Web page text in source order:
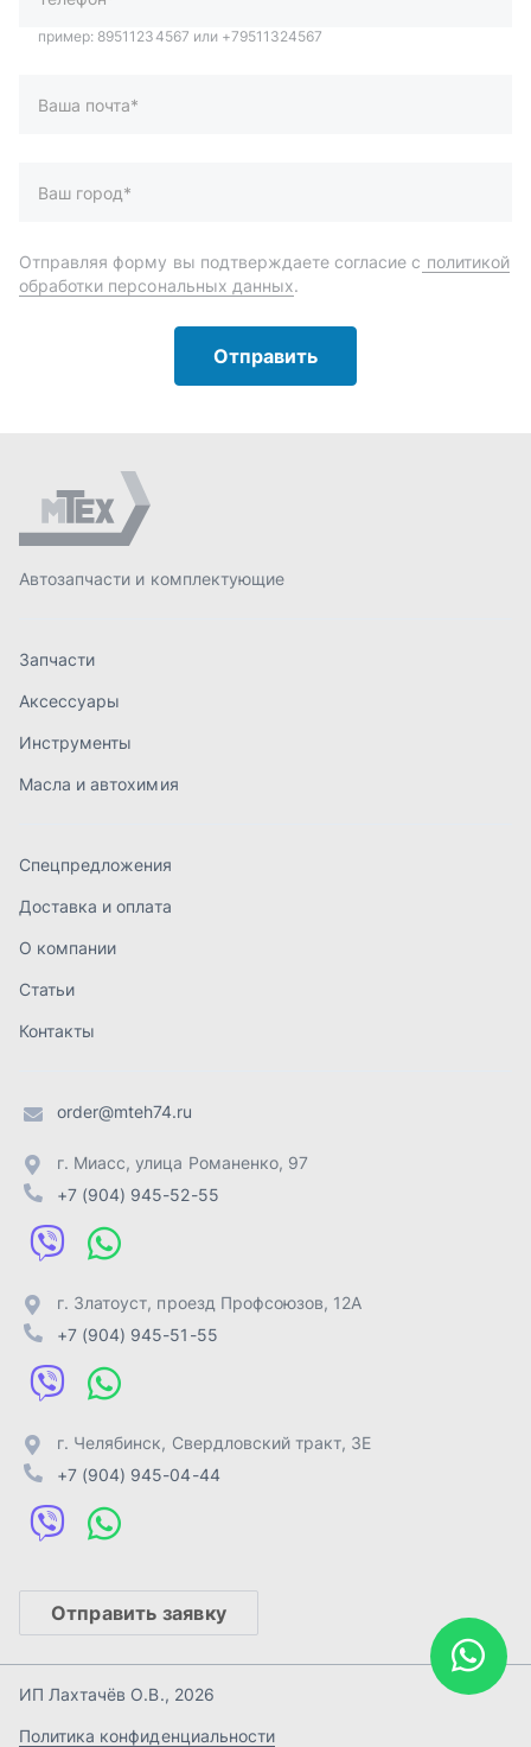
Отправить
Автозапчасти и комплектующие
Масла и автохимия
Спецпредложения
Доставка и оплата
Контакты
order@mteh74.ru
+7 (904) 945-52-55
г. Златоуст
г. Челябинск
+7 (904) 945-04-44
Отправить заявку
ИП Лахтачёв О.В.
Разработка -